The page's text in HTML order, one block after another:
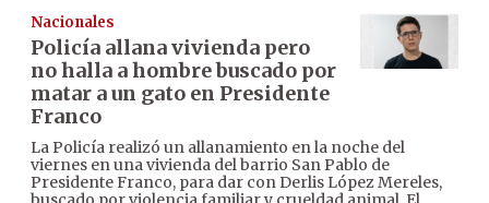
Nacionales
Policía allana vivienda pero
no halla a hombre buscado por
matar a un gato en Presidente
Franco
La Policía realizó un allanamiento en la noche del
viernes en una vivienda del barrio San Pablo de
Presidente Franco, para dar con Derlis López Mereles,